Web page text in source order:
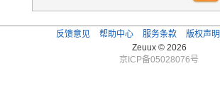
反馈意见 帮助中心 服务条款 版权声明
Zeuux © 2026
京ICP备05028076号